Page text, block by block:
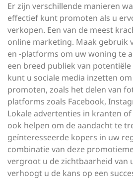
Er zijn verschillende manieren
effectief kunt promoten als u
verkopen. Een van de meest
online marketing. Maak gebruik
en -platforms om uw woning te
een breed publiek van
kunt u sociale media inzetten
promoten, zoals het delen van
platforms zoals Facebook,
Lokale advertenties in kranten
ook helpen om de aandacht te
geïnteresseerde kopers in uw
combinatie van deze
vergroot u de zichtbaarheid van
verhoogt u de kans op een